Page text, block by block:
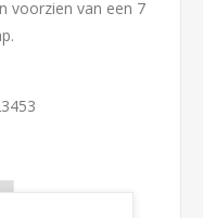
voorzien van een 7